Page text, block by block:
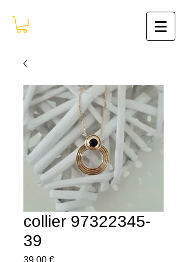
collier 97322345-
39
39,00 €Prix